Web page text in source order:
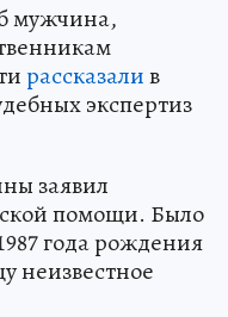
мужчина,
рассказалив
экспертиз
заявил
помощи. Было
года рождения
неизвестное